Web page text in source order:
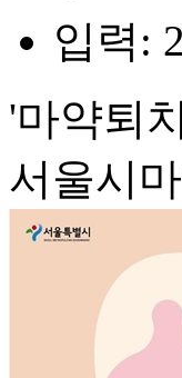
입력:
'마약퇴
서울시